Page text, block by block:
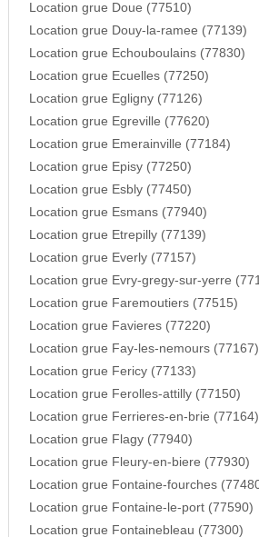
Location grue Doue (77510)
Location grue Douy-la-ramee (77139)
Location grue Echouboulains (77830)
Location grue Ecuelles (77250)
Location grue Egligny (77126)
Location grue Egreville (77620)
Location grue Emerainville (77184)
Location grue Episy (77250)
Location grue Esbly (77450)
Location grue Esmans (77940)
Location grue Etrepilly (77139)
Location grue Everly (77157)
Location grue Evry-gregy-sur-yerre
Location grue Faremoutiers (77515)
Location grue Favieres (77220)
Location grue Fay-les-nemours (77167)
Location grue Fericy (77133)
Location grue Ferolles-attilly (77150)
Location grue Ferrieres-en-brie (77164)
Location grue Flagy (77940)
Location grue Fleury-en-biere (77930)
Location grue Fontaine-fourches
Location grue Fontaine-le-port (77590)
Location grue Fontainebleau (77300)